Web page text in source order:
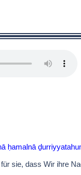
ḥamalnā
sie, dass Wir ihre